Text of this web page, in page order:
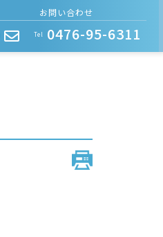
お問い合わせ
Tel 0476-95-6311